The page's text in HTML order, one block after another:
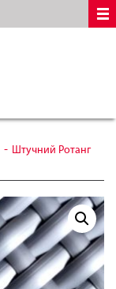
- Штучний Ротанг